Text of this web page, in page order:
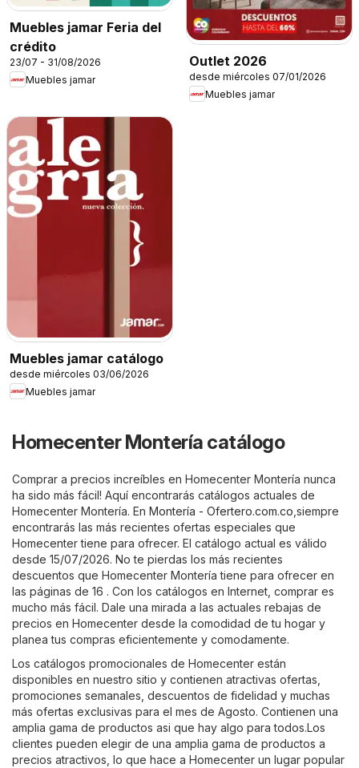
Muebles jamar Feria del
crédito
23/07 - 31/08/2026
Muebles jamar
Outlet 2026
desde miércoles 07/01/2026
Muebles jamar
Muebles jamar catálogo
desde miércoles 03/06/2026
Muebles jamar
Homecenter Montería catálogo
Comprar a precios increíbles en Homecenter Montería nunca
ha sido más fácil! Aquí encontrarás catálogos actuales de
Homecenter Montería. En Montería - Ofertero.com.co ,siempre
encontrarás las más recientes ofertas especiales que
Homecenter tiene para ofrecer. El catálogo actual es válido
desde 15/07/2026. No te pierdas los más recientes
descuentos que Homecenter Montería tiene para ofrecer en
las páginas de 16 . Con los catálogos en Internet, comprar es
mucho más fácil. Dale una mirada a las actuales rebajas de
precios en Homecenter desde la comodidad de tu hogar y
planea tus compras eficientemente y comodamente.
Los catálogos promocionales de Homecenter están
disponibles en nuestro sitio y contienen atractivas ofertas,
promociones semanales, descuentos de fidelidad y muchas
más ofertas exclusivas para el mes de Agosto. Contienen una
amplia gama de productos asi que hay algo para todos.Los
clientes pueden elegir de una amplia gama de productos a
precios atractivos, lo que hace a Homecenter un lugar popular